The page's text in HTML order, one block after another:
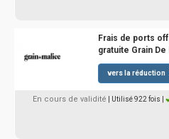
Frais de ports
gratuite Grain De
vers la réduction
En cours de validité | Utilisé 922 fois